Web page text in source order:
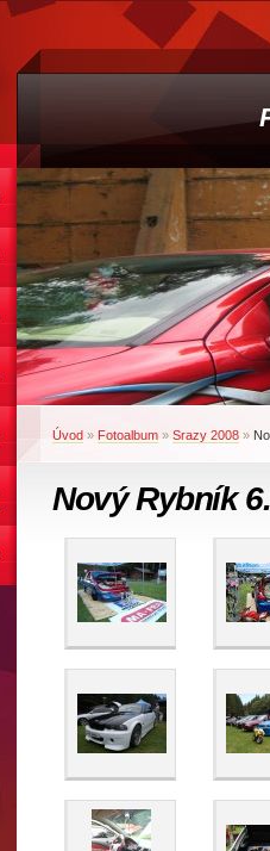
Úvod » Fotoalbum » Srazy 2008 »
Nový Rybník